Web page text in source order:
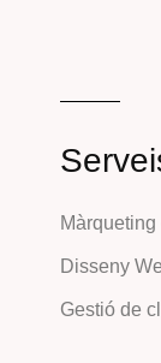
Màrqueting
Disseny
Gestió de